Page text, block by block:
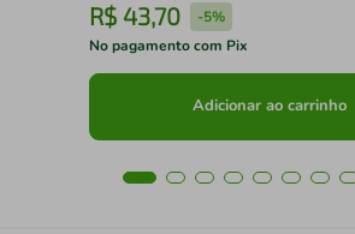
R$ 43,70 -5%
No pagamento com Pix
Adicionar ao carrinho